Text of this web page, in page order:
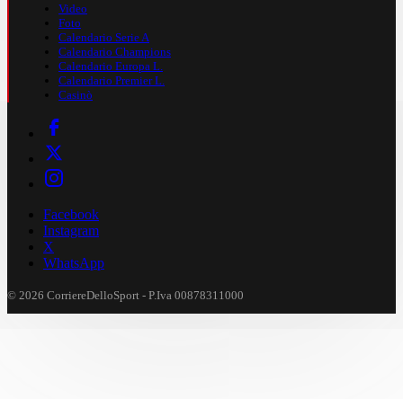
Video
Foto
Calendario Serie A
Calendario Champions
Calendario Europa L.
Calendario Premier L.
Casinò
Facebook
Instagram
X
WhatsApp
© 2026 CorriereDelloSport - P.Iva 00878311000